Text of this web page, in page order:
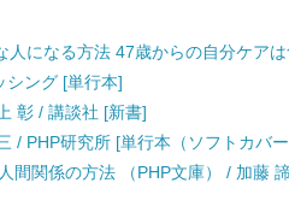
になる方法 47歳からの自分ケア
シング [単行本]
彰 / 講談社 [新書]
/ PHP研究所 [単行本（ソフトカバ
間関係の方法 （PHP文庫） / 加藤